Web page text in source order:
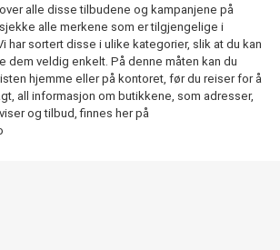
alle disse tilbudene og kampanjene på
alle merkene som er tilgjengelige i
har sortert disse i ulike kategorier, slik at du kan
dem veldig enkelt. På denne måten kan du
hjemme eller på kontoret, før du reiser for å
all informasjon om butikkene, som adresser,
og tilbud, finnes her på